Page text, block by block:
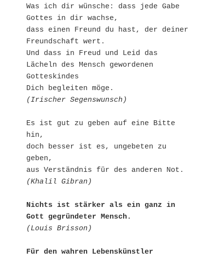
Was ich dir wünsche: dass jede Gabe
Gottes in dir wachse,
dass einen Freund du hast, der deiner
Freundschaft wert.
Und dass in Freud und Leid das
Lächeln des Mensch gewordenen
Gotteskindes
(Irischer Segenswunsch)
Es ist gut zu geben auf eine Bitte
hin,
doch besser ist es, ungebeten zu
geben,
(Khalil Gibran)
Nichts ist stärker als ein ganz in
Gott gegründeter Mensch.
(Louis Brisson)
Für den wahren Lebenskünstler